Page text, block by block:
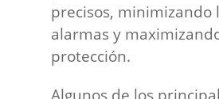
precisos, minimizando
alarmas y
protección.
Algunos de los